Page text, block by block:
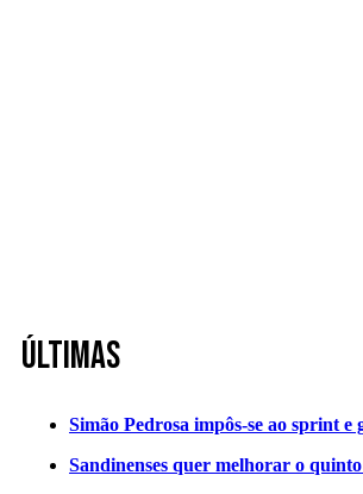
Últimas
Simão Pedrosa impôs-se ao sprint
Sandinenses quer melhorar o